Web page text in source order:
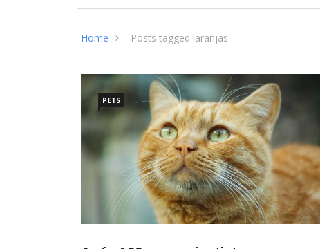
Home Posts tagged laranjas
PETS